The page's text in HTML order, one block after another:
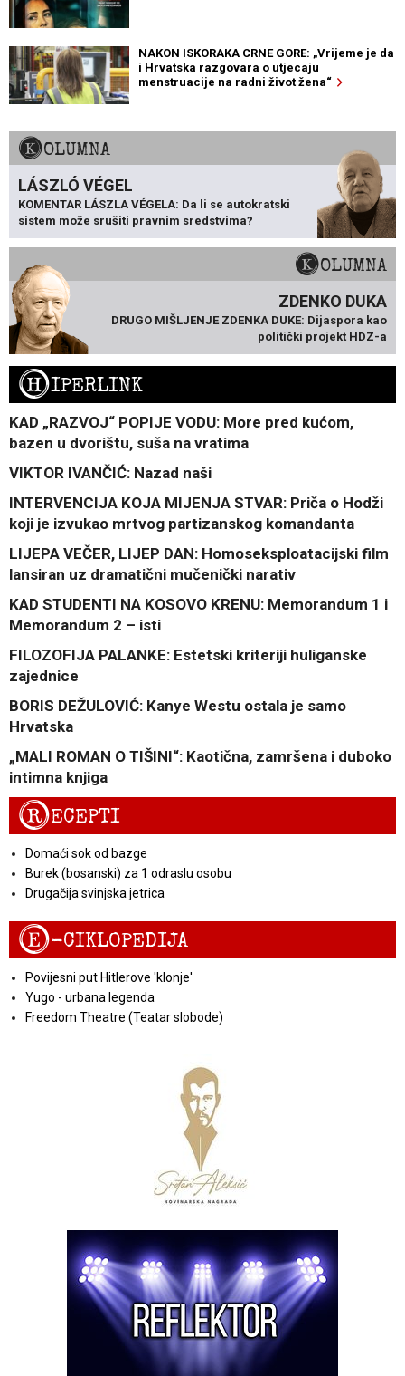
NAKON ISKORAKA CRNE GORE: „Vrijeme je da
i Hrvatska razgovara o utjecaju
menstruacije na radni život žena“
KOLUMNA
LÁSZLÓ VÉGEL
KOMENTAR LÁSZLA VÉGELA: Da li se autokratski
sistem može srušiti pravnim sredstvima?
KOLUMNA
ZDENKO DUKA
DRUGO MIŠLJENJE ZDENKA DUKE: Dijaspora kao
politički projekt HDZ-a
HIPERLINK
KAD „RAZVOJ“ POPIJE VODU: More pred kućom,
bazen u dvorištu, suša na vratima
VIKTOR IVANČIĆ: Nazad naši
INTERVENCIJA KOJA MIJENJA STVAR: Priča o Hodži
koji je izvukao mrtvog partizanskog komandanta
LIJEPA VEČER, LIJEP DAN: Homoseksploatacijski film
lansiran uz dramatični mučenički narativ
KAD STUDENTI NA KOSOVO KRENU: Memorandum 1 i
Memorandum 2 – isti
FILOZOFIJA PALANKE: Estetski kriteriji huliganske
zajednice
BORIS DEŽULOVIĆ: Kanye Westu ostala je samo
Hrvatska
„MALI ROMAN O TIŠINI“: Kaotična, zamršena i duboko
intimna knjiga
RECEPTI
Domaći sok od bazge
Burek (bosanski) za 1 odraslu osobu
Drugačija svinjska jetrica
E-CIKLOPEDIJA
Povijesni put Hitlerove 'klonje'
Yugo - urbana legenda
Freedom Theatre (Teatar slobode)